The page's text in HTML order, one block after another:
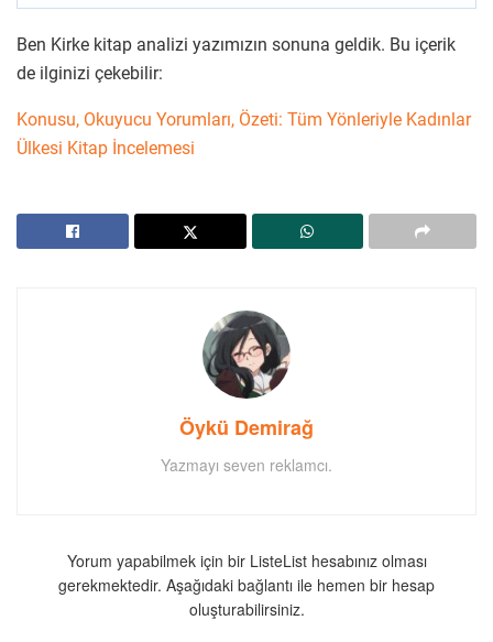
Ben Kirke kitap analizi yazımızın sonuna geldik. Bu içerik
de ilginizi çekebilir:
Konusu, Okuyucu Yorumları, Özeti: Tüm Yönleriyle Kadınlar
Ülkesi Kitap İncelemesi
Öykü Demirağ
Yazmayı seven reklamcı.
Yorum yapabilmek için bir ListeList hesabınız olması
gerekmektedir. Aşağıdaki bağlantı ile hemen bir hesap
oluşturabilirsiniz.